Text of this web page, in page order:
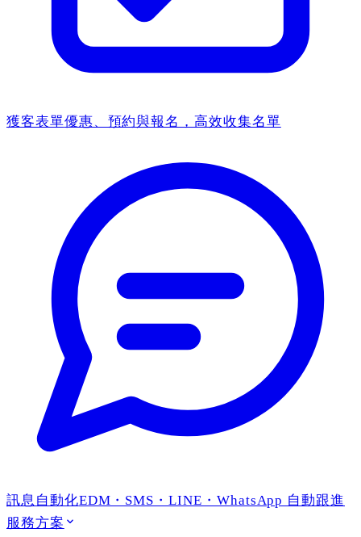
獲客表單優惠、預約與報名，高效收集名單
訊息自動化EDM・SMS・LINE・WhatsApp 自動跟進
服務方案